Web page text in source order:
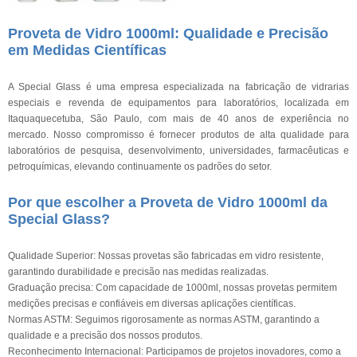
Proveta de Vidro 1000ml: Qualidade e Precisão
em Medidas Científicas
A Special Glass é uma empresa especializada na fabricação de vidrarias
especiais e revenda de equipamentos para laboratórios, localizada em
Itaquaquecetuba, São Paulo, com mais de 40 anos de experiência no
mercado. Nosso compromisso é fornecer produtos de alta qualidade para
laboratórios de pesquisa, desenvolvimento, universidades, farmacêuticas e
petroquímicas, elevando continuamente os padrões do setor.
Por que escolher a Proveta de Vidro 1000ml da
Special Glass?
Qualidade Superior: Nossas provetas são fabricadas em vidro resistente,
garantindo durabilidade e precisão nas medidas realizadas.
Graduação precisa: Com capacidade de 1000ml, nossas provetas permitem
medições precisas e confiáveis em diversas aplicações científicas.
Normas ASTM: Seguimos rigorosamente as normas ASTM, garantindo a
qualidade e a precisão dos nossos produtos.
Reconhecimento Internacional: Participamos de projetos inovadores, como a